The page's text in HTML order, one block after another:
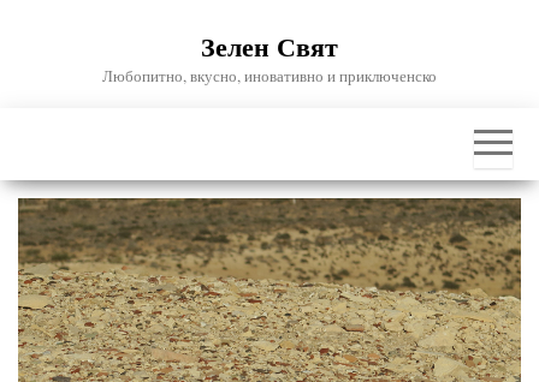
Зелен Свят
Любопитно, вкусно, иновативно и приключенско